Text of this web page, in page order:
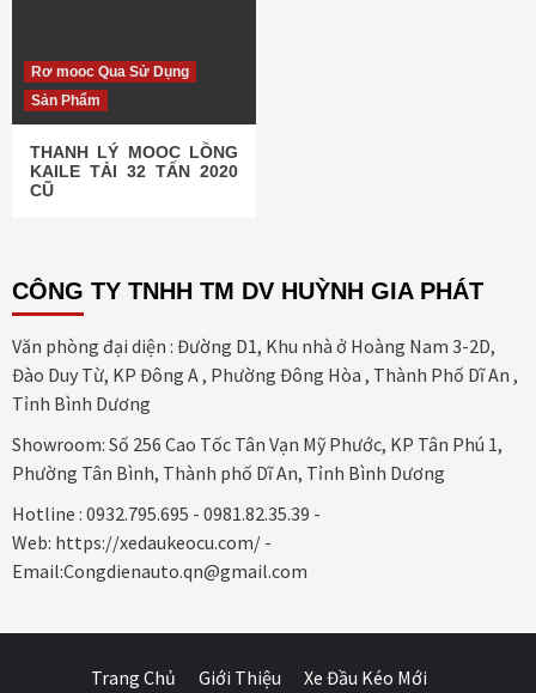
Rơ mooc Qua Sử Dụng
Sản Phẩm
THANH LÝ MOOC LỒNG
KAILE TẢI 32 TẤN 2020
CŨ
CÔNG TY TNHH TM DV HUỲNH GIA PHÁT
Văn phòng đại diện : Đường D1, Khu nhà ở Hoàng Nam 3-2D,
Đào Duy Từ, KP Đông A , Phường Đông Hòa , Thành Phố Dĩ An ,
Tỉnh Bình Dương
Showroom: Số 256 Cao Tốc Tân Vạn Mỹ Phước, KP Tân Phú 1,
Phường Tân Bình, Thành phố Dĩ An, Tỉnh Bình Dương
Hotline : 0932.795.695 - 0981.82.35.39 -
Web: https://xedaukeocu.com/ -
Email:Congdienauto.qn@gmail.com
Trang Chủ Giới Thiệu Xe Đầu Kéo Mới